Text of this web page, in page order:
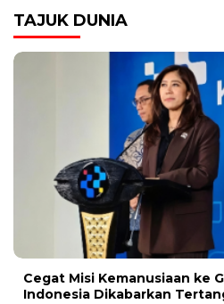
TAJUK DUNIA
Cegat Misi Kemanusiaan ke
Indonesia Dikabarkan